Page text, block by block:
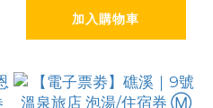
加入購物車